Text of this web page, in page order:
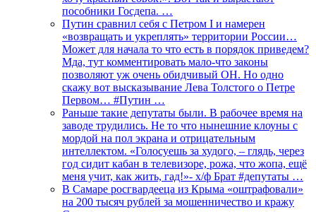
пособники Госдепа. …
Путин сравнил себя с Петром I и намерен
«возвращать и укреплять» территории России…
Может для начала то что есть в порядок приведем?
Мда, тут комментировать мало-что законы
позволяют уж очень обидчивый ОН. Но одно
скажу вот высказывание Лева Толстого о Петре
Первом… #Путин …
Раньше такие депутаты были. В рабочее время на
заводе трудились. Не то что нынешние клоуны с
мордой на пол экрана и отрицательным
интеллектом. «Голосуешь за худого, – глядь, через
год сидит кабан в телевизоре, рожа, что жопа, ещё
меня учит, как жить, гад!»- х/ф Брат #депутаты …
В Самаре росгвардееца из Крыма «оштрафовали»
на 200 тысяч рублей за мошенничество и кражу